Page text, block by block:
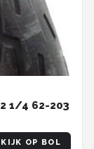
1/4 62-203
OP BOL